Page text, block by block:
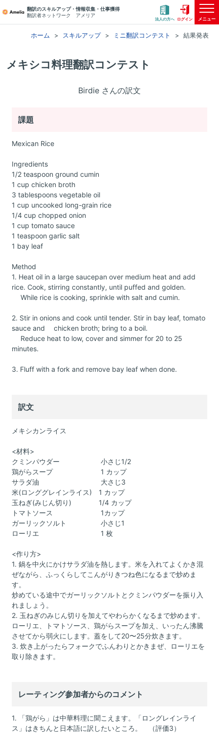
翻訳のスキルアップ・情報収集・仕事獲得
翻訳者ネットワーク アメリア
法人の方へ ログイン メニュー
ホーム スキルアップ ミニ翻訳コンテスト 結果発表
メキシコ料理翻訳コンテスト
Birdie さんの訳文
課題
Mexican Rice
Ingredients
1/2 teaspoon ground cumin
1 cup chicken broth
3 tablespoons vegetable oil
1 cup uncooked long-grain rice
1/4 cup chopped onion
1 cup tomato sauce
1 teaspoon garlic salt
1 bay leaf
Method
1. Heat oil in a large saucepan over medium heat and add
rice. Cook, stirring constantly, until puffed and golden.
While rice is cooking, sprinkle with salt and cumin.
2. Stir in onions and cook until tender. Stir in bay leaf, tomato
sauce and chicken broth; bring to a boil.
Reduce heat to low, cover and simmer for 20 to 25
minutes.
3. Fluff with a fork and remove bay leaf when done.
訳文
メキシカンライス
<材料>
クミンパウダー 小さじ1/2
鶏がらスープ 1 カップ
サラダ油 大さじ3
米(ロンググレインライス) 1 カップ
玉ねぎ(みじん切り) 1/4 カップ
トマトソース 1カップ
ガーリックソルト 小さじ1
ローリエ 1 枚
<作り方>
1. 鍋を中火にかけサラダ油を熱します。米を入れてよくかき混
ぜながら、ふっくらしてこんがりきつね色になるまで炒めま
す。
炒めている途中でガーリックソルトとクミンパウダーを振り入
れましょう。
2. 玉ねぎのみじん切りを加えてやわらかくなるまで炒めます。
ローリエ、トマトソース、鶏がらスープを加え、いったん沸騰
させてから弱火にします。蓋をして20〜25分炊きます。
3. 炊き上がったらフォークでふんわりとかきまぜ、ローリエを
取り除きます。
レーティング参加者からのコメント
1. 「鶏がら」は中華料理に聞こえます。「ロングレインライ
ス」はきちんと日本語に訳したいところ。 （評価3）